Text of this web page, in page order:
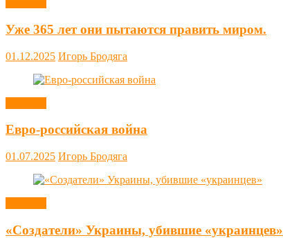
Уже 365 лет они пытаются править миром.
01.12.2025 Игорь Бродяга
Евро-российская война
01.07.2025 Игорь Бродяга
«Создатели» Украины, убившие «украинцев»